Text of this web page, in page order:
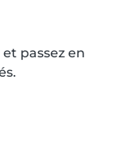
passez en